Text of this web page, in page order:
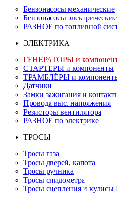
Бензонасосы механические
Бензонасосы электрические
РАЗНОЕ по топливной
ЭЛЕКТРИКА
ГЕНЕРАТОРЫ и
СТАРТЕРЫ и компоненты
ТРАМБЛЁРЫ и
Датчики
Замки зажигания и
Провода выс. напряжения
Резисторы вентилятора
РАЗНОЕ по электрике
ТРОСЫ
Тросы газа
Тросы дверей, капота
Тросы ручника
Тросы спидометра
Тросы сцепления и